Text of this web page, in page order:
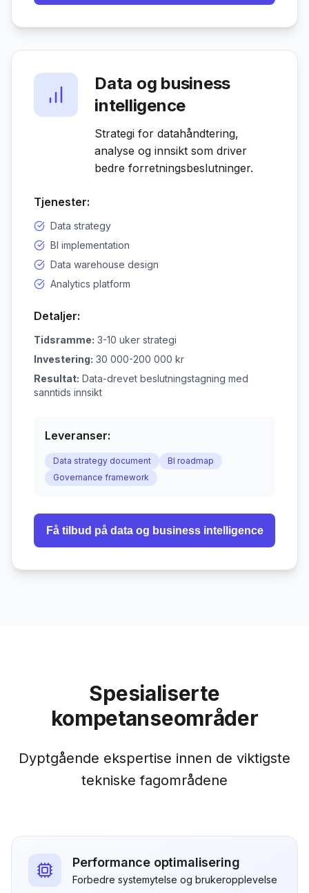
Data og business
intelligence
Strategi for datahåndtering,
analyse og innsikt som driver
bedre forretningsbeslutninger.
Tjenester:
Data strategy
BI implementation
Data warehouse design
Analytics platform
Detaljer:
Tidsramme: 3-10 uker strategi
Investering: 30 000-200 000 kr
Resultat: Data-drevet beslutningstagning med
sanntids innsikt
Leveranser:
Data strategy document
BI roadmap
Governance framework
Få tilbud på data og business intelligence
Spesialiserte
kompetanseområder
Dyptgående ekspertise innen de viktigste
tekniske fagområdene
Performance optimalisering
Forbedre systemytelse og brukeropplevelse